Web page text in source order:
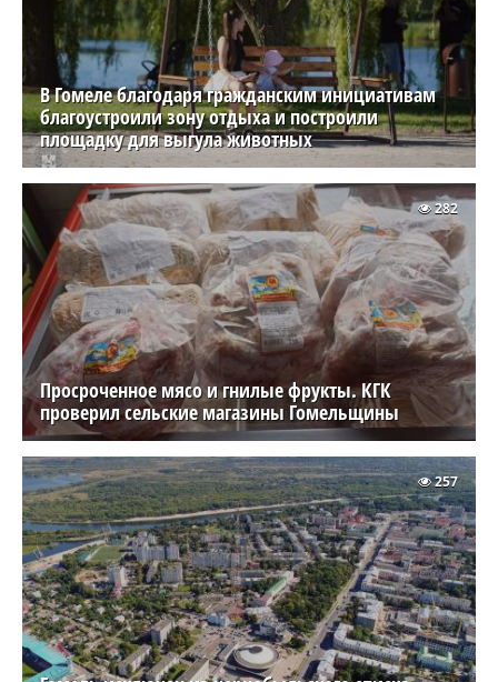
В Гомеле благодаря гражданским инициативам
благоустроили зону отдыха и построили
площадку для выгула животных
Просроченное мясо и гнилые фрукты. КГК
проверил сельские магазины Гомельщины
282
257